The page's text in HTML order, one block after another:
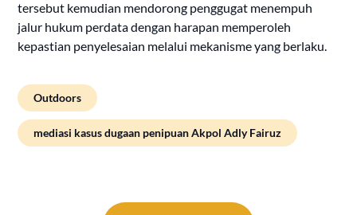
tersebut kemudian mendorong penggugat menempuh
jalur hukum perdata dengan harapan memperoleh
kepastian penyelesaian melalui mekanisme yang berlaku.
Outdoors
mediasi kasus dugaan penipuan Akpol Adly Fairuz